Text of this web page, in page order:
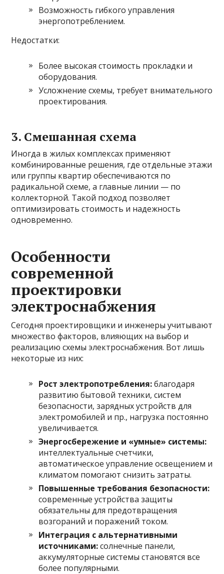
Возможность гибкого управления
энергопотреблением.
Недостатки:
Более высокая стоимость прокладки и
оборудования.
Усложнение схемы, требует внимательного
проектирования.
3. Смешанная схема
Иногда в жилых комплексах применяют
комбинированные решения, где отдельные этажи
или группы квартир обеспечиваются по
радикальной схеме, а главные линии — по
коллекторной. Такой подход позволяет
оптимизировать стоимость и надежность
одновременно.
Особенности
современной
проектировки
электроснабжения
Сегодня проектировщики и инженеры учитывают
множество факторов, влияющих на выбор и
реализацию схемы электроснабжения. Вот лишь
некоторые из них:
Рост электропотребления:благодаря
развитию бытовой техники, систем
безопасности, зарядных устройств для
электромобилей и пр., нагрузка постоянно
увеличивается.
Энергосбережение и «умные» системы:
интеллектуальные счетчики,
автоматическое управление освещением и
климатом помогают снизить затраты.
Повышенные требования безопасности:
современные устройства защиты
обязательны для предотвращения
возгораний и поражений током.
Интеграция с альтернативными
источниками:солнечные панели,
аккумуляторные системы становятся все
более популярными.